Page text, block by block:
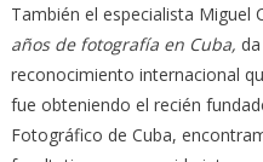
También el especialista Miguel
años de fotografía en Cuba,
reconocimiento internacional
fue obteniendo el recién
Fotográfico de Cuba,